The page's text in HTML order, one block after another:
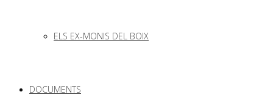
ELS EX-MONIS DEL BOIX
DOCUMENTS